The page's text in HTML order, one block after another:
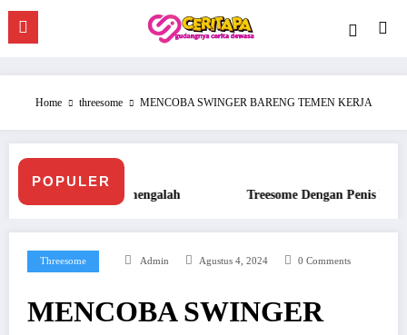
content
Home threesome MENCOBA SWINGER BARENG TEMEN KERJA
POPULER
Treesome Dengan Penis Besar Pegawai Hotel Ngentot
Threesome Admin Agustus 4, 2024 0 Comments
MENCOBA SWINGER